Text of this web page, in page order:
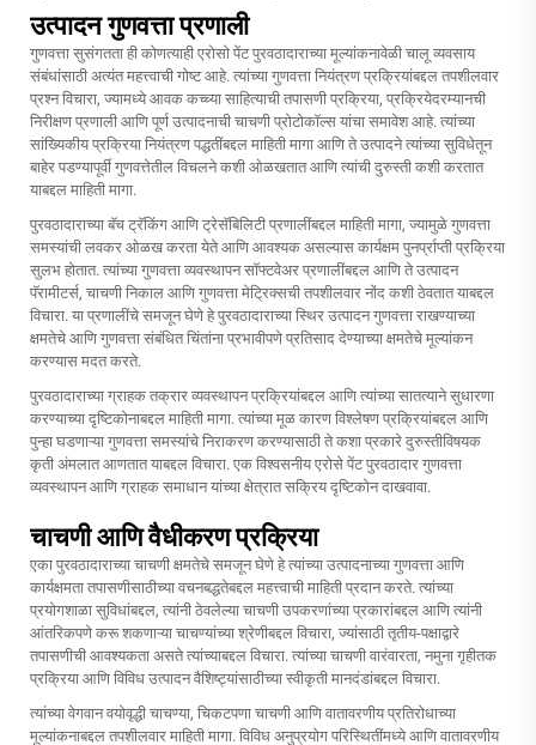
उत्पादन गुणवत्ता प्रणाली
गुणवत्ता सुसंगतता ही कोणत्याही एरोसो पेंट पुरवठादाराच्या मूल्यांकनावेळी चालू व्यवसाय
संबंधांसाठी अत्यंत महत्त्वाची गोष्ट आहे. त्यांच्या गुणवत्ता नियंत्रण प्रक्रियांबद्दल तपशीलवार
प्रश्न विचारा, ज्यामध्ये आवक कच्च्या साहित्याची तपासणी प्रक्रिया, प्रक्रियेदरम्यानची
निरीक्षण प्रणाली आणि पूर्ण उत्पादनाची चाचणी प्रोटोकॉल्स यांचा समावेश आहे. त्यांच्या
सांख्यिकीय प्रक्रिया नियंत्रण पद्धतींबद्दल माहिती मागा आणि ते उत्पादने त्यांच्या सुविधेतून
बाहेर पडण्यापूर्वी गुणवत्तेतील विचलने कशी ओळखतात आणि त्यांची दुरुस्ती कशी करतात
याबद्दल माहिती मागा.
पुरवठादाराच्या बॅच ट्रॅकिंग आणि ट्रेसॅबिलिटी प्रणालींबद्दल माहिती मागा, ज्यामुळे गुणवत्ता
समस्यांची लवकर ओळख करता येते आणि आवश्यक असल्यास कार्यक्षम पुनर्प्राप्ती प्रक्रिया
सुलभ होतात. त्यांच्या गुणवत्ता व्यवस्थापन सॉफ्टवेअर प्रणालींबद्दल आणि ते उत्पादन
पॅरामीटर्स, चाचणी निकाल आणि गुणवत्ता मेट्रिक्सची तपशीलवार नोंद कशी ठेवतात याबद्दल
विचारा. या प्रणालींचे समजून घेणे हे पुरवठादाराच्या स्थिर उत्पादन गुणवत्ता राखण्याच्या
क्षमतेचे आणि गुणवत्ता संबंधित चिंतांना प्रभावीपणे प्रतिसाद देण्याच्या क्षमतेचे मूल्यांकन
करण्यास मदत करते.
पुरवठादाराच्या ग्राहक तक्रार व्यवस्थापन प्रक्रियांबद्दल आणि त्यांच्या सातत्याने सुधारणा
करण्याच्या दृष्टिकोनाबद्दल माहिती मागा. त्यांच्या मूळ कारण विश्लेषण प्रक्रियांबद्दल आणि
पुन्हा घडणाऱ्या गुणवत्ता समस्यांचे निराकरण करण्यासाठी ते कशा प्रकारे दुरुस्तीविषयक
कृती अंमलात आणतात याबद्दल विचारा. एक विश्वसनीयएरोसे पेंट पुरवठादार गुणवत्ता
व्यवस्थापन आणि ग्राहक समाधान यांच्या क्षेत्रात सक्रिय दृष्टिकोन दाखवावा.
चाचणी आणि वैधीकरण प्रक्रिया
एका पुरवठादाराच्या चाचणी क्षमतेचे समजून घेणे हे त्यांच्या उत्पादनाच्या गुणवत्ता आणि
कार्यक्षमता तपासणीसाठीच्या वचनबद्धतेबद्दल महत्त्वाची माहिती प्रदान करते. त्यांच्या
प्रयोगशाळा सुविधांबद्दल, त्यांनी ठेवलेल्या चाचणी उपकरणांच्या प्रकारांबद्दल आणि त्यांनी
आंतरिकपणे करू शकणाऱ्या चाचण्यांच्या श्रेणीबद्दल विचारा, ज्यांसाठी तृतीय-पक्षाद्वारे
तपासणीची आवश्यकता असते त्यांच्याबद्दल विचारा. त्यांच्या चाचणी वारंवारता, नमुना गृहीतक
प्रक्रिया आणि विविध उत्पादन वैशिष्ट्यांसाठीच्या स्वीकृती मानदंडांबद्दल विचारा.
त्यांच्या वेगवान वयोवृद्धी चाचण्या, चिकटपणा चाचणी आणि वातावरणीय प्रतिरोधाच्या
मूल्यांकनाबद्दल तपशीलवार माहिती मागा. विविध अनुप्रयोग परिस्थितींमध्ये आणि वातावरणीय